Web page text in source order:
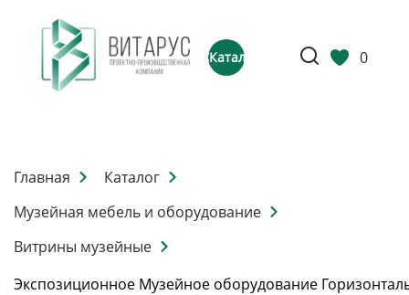
Каталог 0
Главная
Каталог
Музейная мебель и оборудование
Витрины музейные
Экспозиционное Музейное оборудование